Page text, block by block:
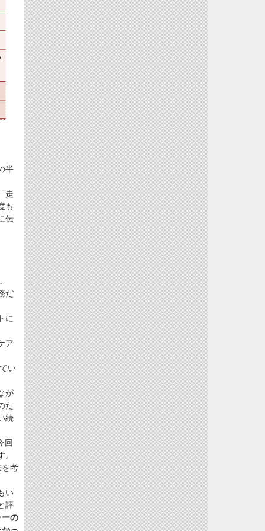
半
走
も
伝
だ
に
ア
い
が
た
続
回
考
い
評
の